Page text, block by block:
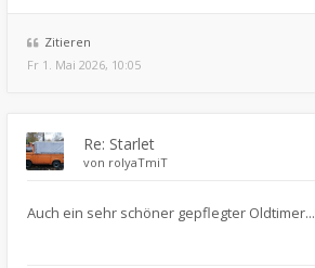
Zitieren
Fr 1. Mai 2026, 10:05
Re: Starlet
von rolyaTmiT
Auch ein sehr schöner gepflegter Oldtimer...